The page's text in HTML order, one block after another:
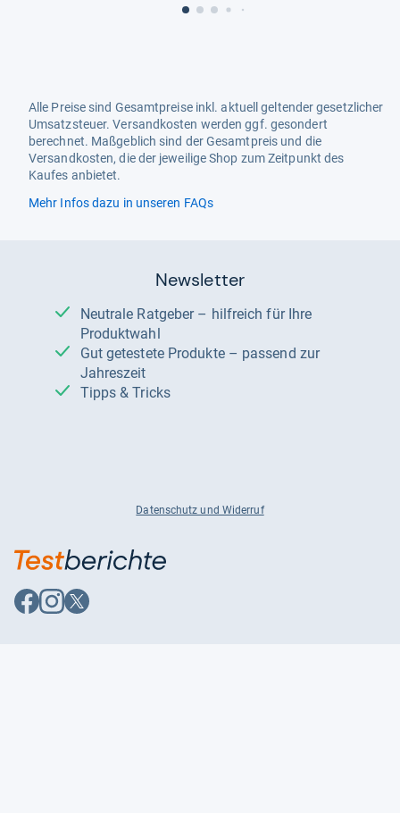
Alle Preise sind Gesamtpreise inkl. aktuell geltender gesetzlicher
Umsatzsteuer. Versandkosten werden ggf. gesondert
berechnet. Maßgeblich sind der Gesamtpreis und die
Versandkosten, die der jeweilige Shop zum Zeitpunkt des
Kaufes anbietet.
Mehr Infos dazu in unseren FAQs
Newsletter
Neutrale Ratgeber – hilfreich für Ihre
Produktwahl
Gut getestete Produkte – passend zur
Jahreszeit
Tipps & Tricks
Datenschutz und Widerruf
Auf
Facebook
Auf
Instagram
Auf
X